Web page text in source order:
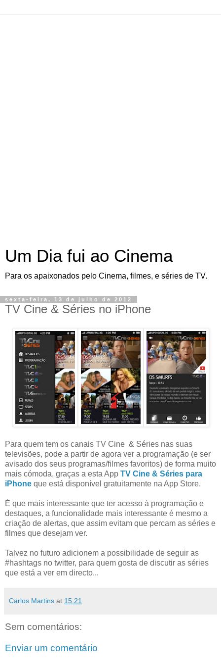
Um Dia fui ao Cinema
Para os apaixonados pelo Cinema, filmes, e séries de TV.
sexta-feira, 13 de julho de 2012
TV Cine & Séries no iPhone
Para quem tem os canais TV Cine & Séries nas suas
televisões, pode a partir de agora ver a programação (e ser
avisado dos seus programas/filmes favoritos) de forma muito
mais cómoda, graças a esta App TV Cine & Séries para
iPhone que está disponível gratuitamente na App Store.
É que mais interessante que ter acesso à programação e
destaques, a funcionalidade mais interessante é mesmo a
criação de alertas, que assim evitam que percam as séries e
filmes que desejam ver.
Talvez no futuro adicionem a possibilidade de seguir as
#hashtags no twitter, para quem gosta de discutir as séries
que está a ver em directo...
Carlos Martins at 15:21
Sem comentários:
Enviar um comentário